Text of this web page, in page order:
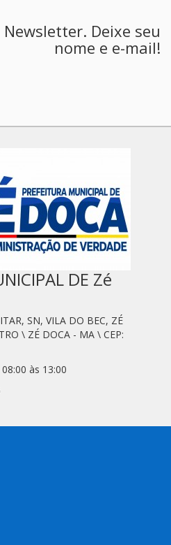
Newsletter. Deixe seu
nome e e-mail!
DE Zé
SN, VILA DO BEC, ZÉ
\ ZÉ DOCA - MA \ CEP:
às 13:00